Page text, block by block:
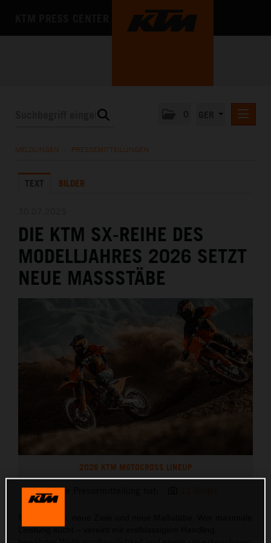
MEDIA
MELDUNGEN PRESSEMITTEILUNGEN
TEXT BILDER
DIE KTM SX-REIHE DES
MODELLJAHRES 2026 SETZT
NEUE MASSSTÄBE
2026 KTM MOTOCROSS LINEUP
Diese Pressemitteilung hat:
Leistung sucht – vereint mit erstklassigem Handling,